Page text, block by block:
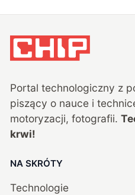
Portal technologiczny z
piszący o nauce i
motoryzacji, fotografii.
krwi!
NA SKRÓTY
Technologie